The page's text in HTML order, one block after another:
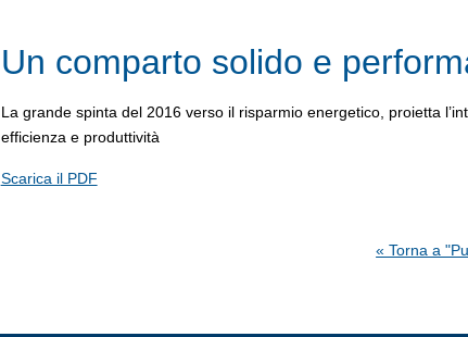
Un comparto solido e
La grande spinta del 2016 verso il risparmio energetico, proietta
efficienza e produttività
Scarica il PDF
« Torna a